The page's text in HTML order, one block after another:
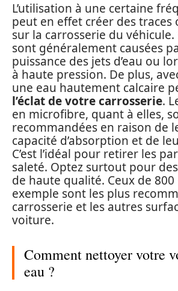
L’utilisation à une certaine
peut en effet créer des traces
sur la carrosserie du véhicule.
sont généralement causées
puissance des jets d’eau ou
à haute pression. De plus,
une eau hautement calcaire
l’éclat de votre carrosserie.
en microfibre, quant à elles,
recommandées en raison de
capacité d’absorption et de
C’est l’idéal pour retirer les
saleté. Optez surtout pour
de haute qualité. Ceux de 800
exemple sont les plus
carrosserie et les autres
voiture.
Comment nettoyer votre
eau ?